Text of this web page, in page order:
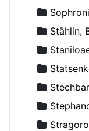
Stählin,